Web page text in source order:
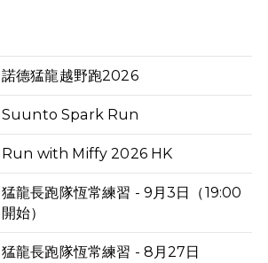
諾德猛龍越野跑2026
Suunto Spark Run
Run with Miffy 2026 HK
猛龍長跑隊恆常練習 - 9月3日（19:00
開始）
猛龍長跑隊恆常練習 - 8月27日